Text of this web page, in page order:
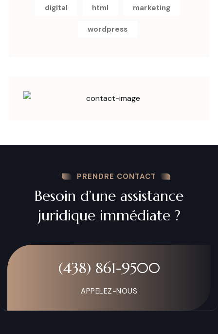
digital html marketing
wordpress
PRENDRE CONTACT
Besoin d’une assistance
juridique immédiate ?
(438) 861-9500
APPELEZ-NOUS